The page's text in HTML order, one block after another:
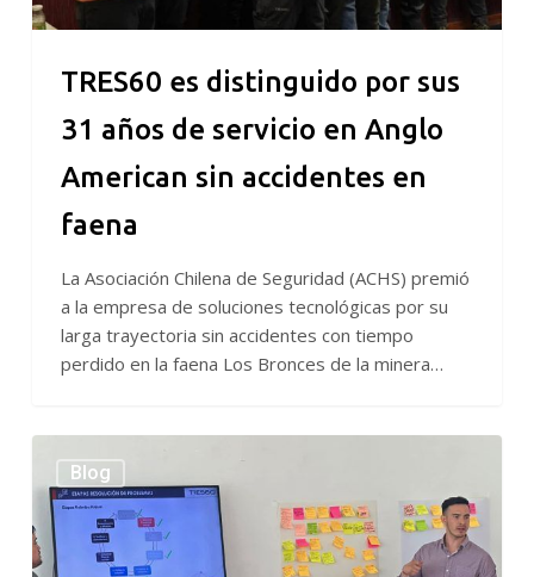
Anglo
accidentes
TRES60 es distinguido por sus
31 años de servicio en Anglo
American sin accidentes en
faena
La Asociación Chilena de Seguridad (ACHS) premió
a la empresa de soluciones tecnológicas por su
larga trayectoria sin accidentes con tiempo
perdido en la faena Los Bronces de la minera…
realiza
taller
de
mejoramiento
Blog